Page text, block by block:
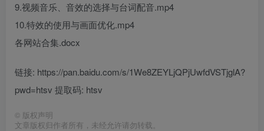
9.视频音乐、音效的选择与台词配音.mp4
10.特效的使用与画面优化.mp4
各网站合集.docx
链接: https://pan.baidu.com/s/1We8ZEYLjQPjUwfdVSTjglA?
pwd=htsv 提取码: htsv
© 版权声明
文章版权归作者所有，未经允许请勿转载。